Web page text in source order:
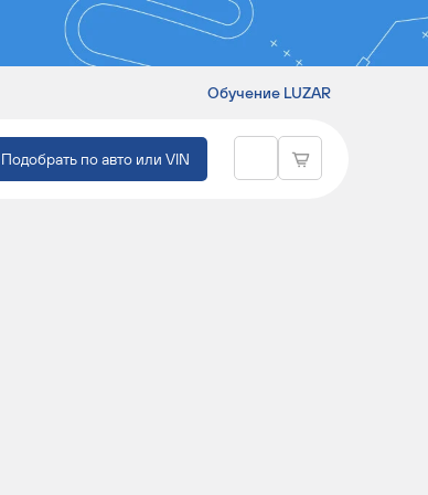
Обучение LUZAR
Подобрать по авто или VIN